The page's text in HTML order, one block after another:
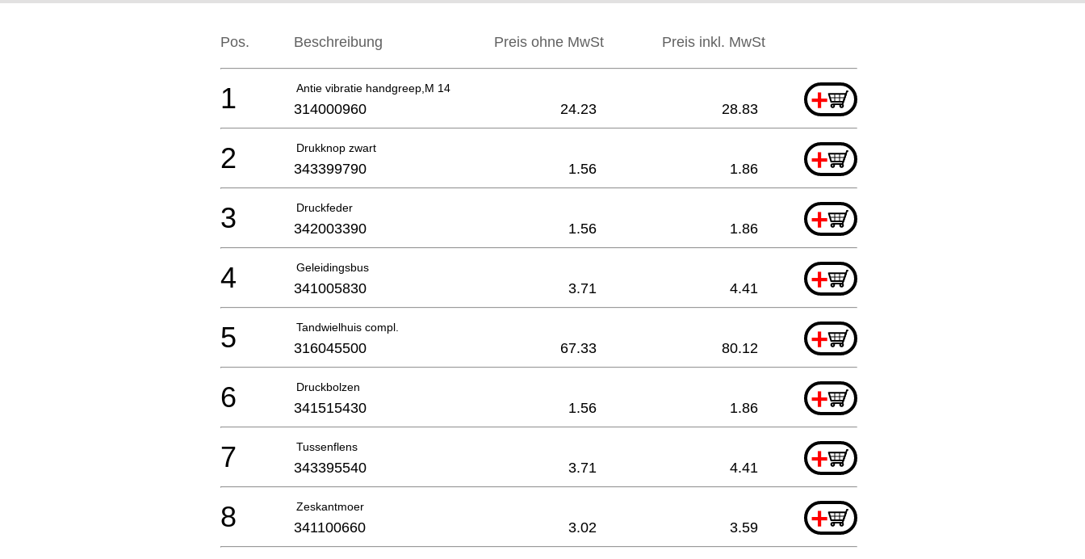
Pos. Beschreibung Preis ohne MwSt Preis inkl. MwSt
Antie vibratie handgreep,M 14 +
1 314000960 24.23 28.83
Drukknop zwart +
2 343399790 1.56 1.86
Druckfeder +
3 342003390 1.56 1.86
Geleidingsbus +
4 341005830 3.71 4.41
Tandwielhuis compl. +
5 316045500 67.33 80.12
Druckbolzen +
6 341515430 1.56 1.86
Tussenflens +
7 343395540 3.71 4.41
Zeskantmoer +
8 341100660 3.02 3.59